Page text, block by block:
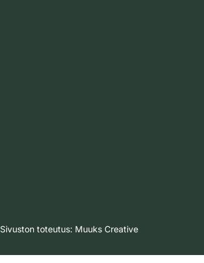
Sivuston toteutus: Muuks Creative